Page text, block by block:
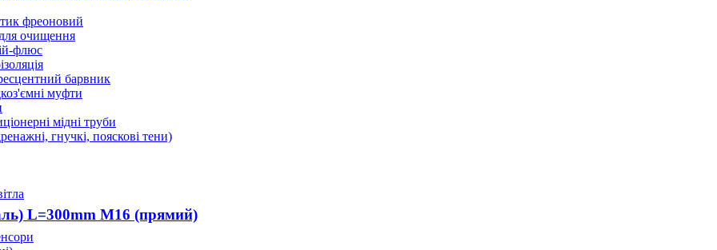
фреоновий
очищення
флюс
барвник
муфти
мідні труби
гнучкі, пояскові тени)
L=300mm M16 (прямий)